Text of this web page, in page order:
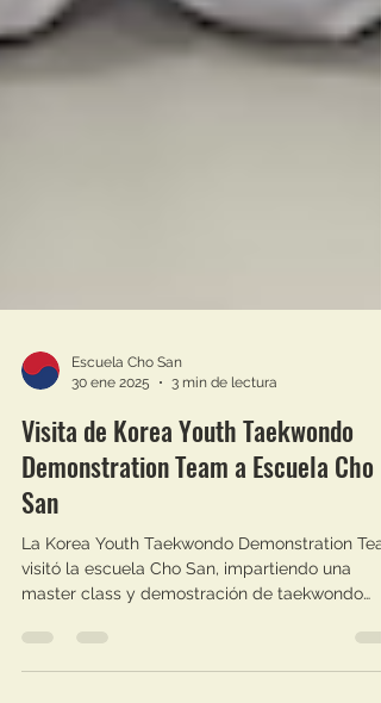
30 ene 2025
3 min de lectura
Visita de Korea Youth Taekwondo
Demonstration Team a Escuela Cho
San
La Korea Youth Taekwondo Demonstration
master class y demostración de taekwondo